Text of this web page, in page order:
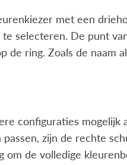
met een
selecteren. De punt
de ring. Zoals de naam
configuraties mogelijk
zijn de rechte
om de volledige